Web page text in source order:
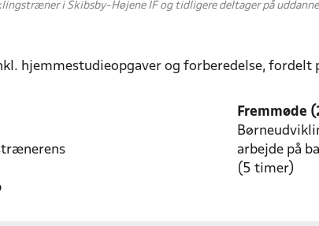
i Skibsby-Højene IF og tidligere deltager på
hjemmestudieopgaver og forberedelse, fordelt
Fremmøde
arbejde på
(5 timer)